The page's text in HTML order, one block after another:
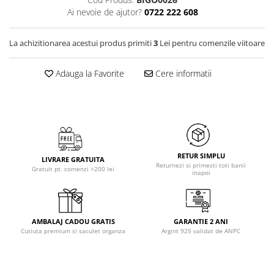
Ai nevoie de ajutor? 0722 222 608
La achizitionarea acestui produs primiti3 Lei pentru comenzile viitoare
Adauga la Favorite Cere informatii
LIVRARE GRATUITA
Gratuit pt. comenzi >200 lei
RETUR SIMPLU
Returnezi si primesti toti banii
inapoi
AMBALAJ CADOU GRATIS
Cutiuta premium si saculet organza
GARANTIE 2 ANI
Argint 925 validat de ANPC